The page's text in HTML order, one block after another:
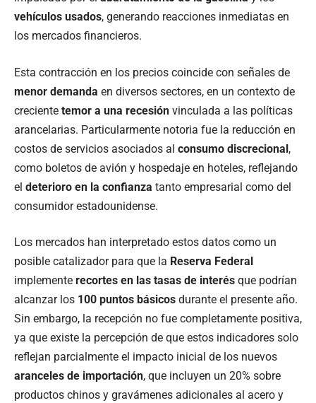
vehículos usados, generando reacciones inmediatas en
los mercados financieros.
Esta contracción en los precios coincide con señales de
menor demanda en diversos sectores, en un contexto de
creciente temor a una recesión vinculada a las políticas
arancelarias. Particularmente notoria fue la reducción en
costos de servicios asociados al consumo discrecional,
como boletos de avión y hospedaje en hoteles, reflejando
el deterioro en la confianza tanto empresarial como del
consumidor estadounidense.
Los mercados han interpretado estos datos como un
posible catalizador para que la Reserva Federal
implemente recortes en las tasas de interés que podrían
alcanzar los 100 puntos básicos durante el presente año.
Sin embargo, la recepción no fue completamente positiva,
ya que existe la percepción de que estos indicadores solo
reflejan parcialmente el impacto inicial de los nuevos
aranceles de importación, que incluyen un 20% sobre
productos chinos y gravámenes adicionales al acero y